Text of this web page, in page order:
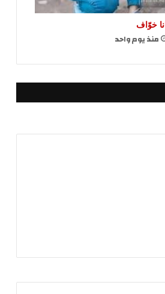
انا خوّاف
منذ يوم واحد